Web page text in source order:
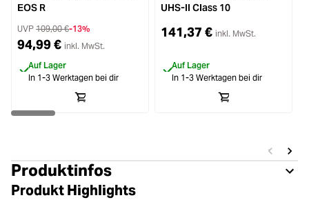
EOS R
UVP 109,00 €-13%
94,99 € inkl. MwSt.
Auf Lager
In 1-3 Werktagen bei dir
UHS-II Class 10
141,37 € inkl. MwSt.
Auf Lager
In 1-3 Werktagen bei dir
Produktinfos
Produkt Highlights